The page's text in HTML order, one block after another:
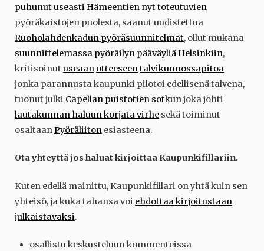
puhunutuseastiHämeentien nyt toteutuvien
pyöräkaistojen puolesta, saanut uudistettua
Ruoholahdenkadun pyöräsuunnitelmat, ollut mukana
suunnittelemassa pyöräilyn pääväyliä Helsinkiin,
kritisoinutuseaan otteeseentalvikunnossapitoa
jonka parannusta kaupunki pilotoi edellisenä talvena,
tuonut julki Capellan puistotien sotkunjoka johti
lautakunnan haluun korjata virhe sekä toiminut
osaltaanPyöräliiton esiasteena.
Ota yhteyttä jos haluat kirjoittaa Kaupunkifillariin.
Kuten edellä mainittu, Kaupunkifillari on yhtä kuin sen
yhteisö, ja kuka tahansa voi ehdottaa kirjoitustaan
julkaistavaksi.
osallistu keskusteluun kommenteissa